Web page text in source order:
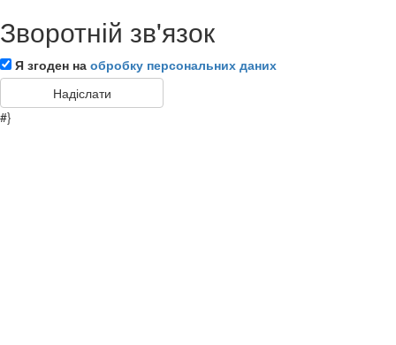
Зворотній зв'язок
Я згоден на обробку персональних даних
#}